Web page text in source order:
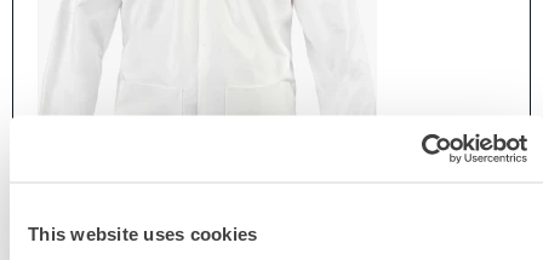
This website uses cookies